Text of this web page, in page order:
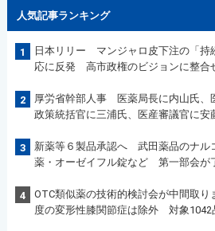
人気記事ランキング
1
日本リリー マンジャロ皮下注の「持
応に反発 高市政権のビジョンに整合
2
厚労省幹部人事 医薬局長に内山氏
政策統括官に三浦氏、医産審議官に安
3
新薬等６製品承認へ 武田薬品のナル
薬・オーゼイフル錠など 第一部会が
4
OTC類似薬の技術的検討会が中間取
度の変形性膝関節症は除外 対象1042